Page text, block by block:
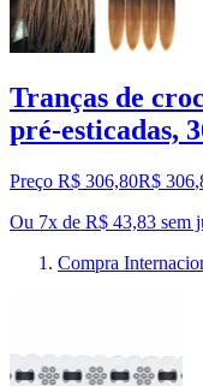
Tranças de
pré-esticadas,
Preço R$ 306,80R$ 306,
Ou 7x de R$ 43,83 sem
Compra